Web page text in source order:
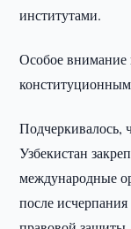
институтами.
Особое внимание
Подчеркивалось,
Узбекистан
международные
после